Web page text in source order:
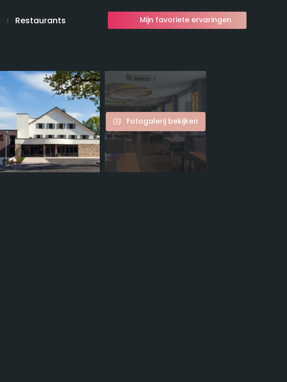
Restaurants Mijn favoriete ervaringen
Fotogalerij bekijken